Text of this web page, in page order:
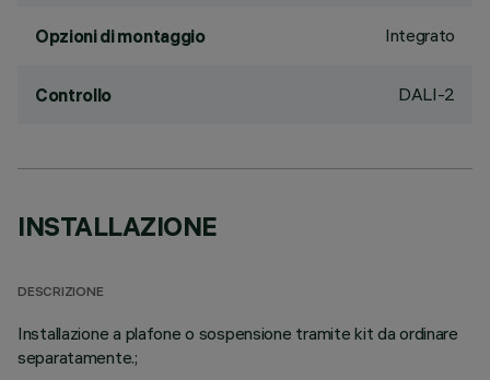
Opzioni di montaggio Integrato
Controllo DALI-2
INSTALLAZIONE
DESCRIZIONE
Installazione a plafone o sospensione tramite kit da ordinare
separatamente.;